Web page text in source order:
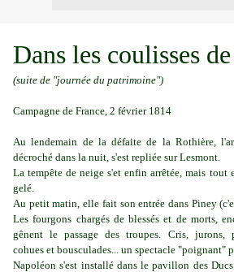
Dans les coulisses
(suite de "journée du patrimoine")
Campagne de France, 2 février 1814
Au lendemain de la défaite de la Rothière,
décroché dans la nuit, s'est repliée sur Lesmont.
La tempête de neige s'et enfin arrêtée, mais tout
gelé.
Au petit matin, elle fait son entrée dans Piney
Les fourgons chargés de blessés et de morts,
gênent le passage des troupes. Cris, jurons,
cohues et bousculades... un spectacle "poignant"
Napoléon s'est installé dans le pavillon des